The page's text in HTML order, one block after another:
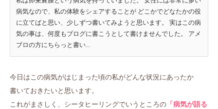
病気なので、私の体験をシェアすることが どこかでどなたかの役
に立てばと思い、少しずつ書いてみようと思います。 実はこの病
気の事は、何度もブログに書こうとして書けませんでした。 アメ
ブロの方にちらっと書い...
今日はこの病気がはじまった頃の私がどんな状況にあったか
書いておきたいと思います。
これがまさしく、シータヒーリングでいうところの 「病気が語る